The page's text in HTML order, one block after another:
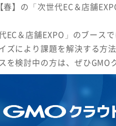
】の「次世代EC＆店舗
EC＆店舗EXPO」のブース
ズにより課題を解決する方
を検討中の方は、ぜひGMO